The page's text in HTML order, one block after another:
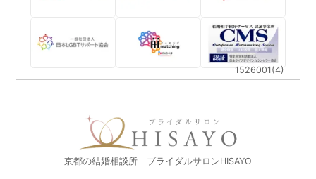
1526001(4)
京都の結婚相談所｜ブライダルサロンHISAYO